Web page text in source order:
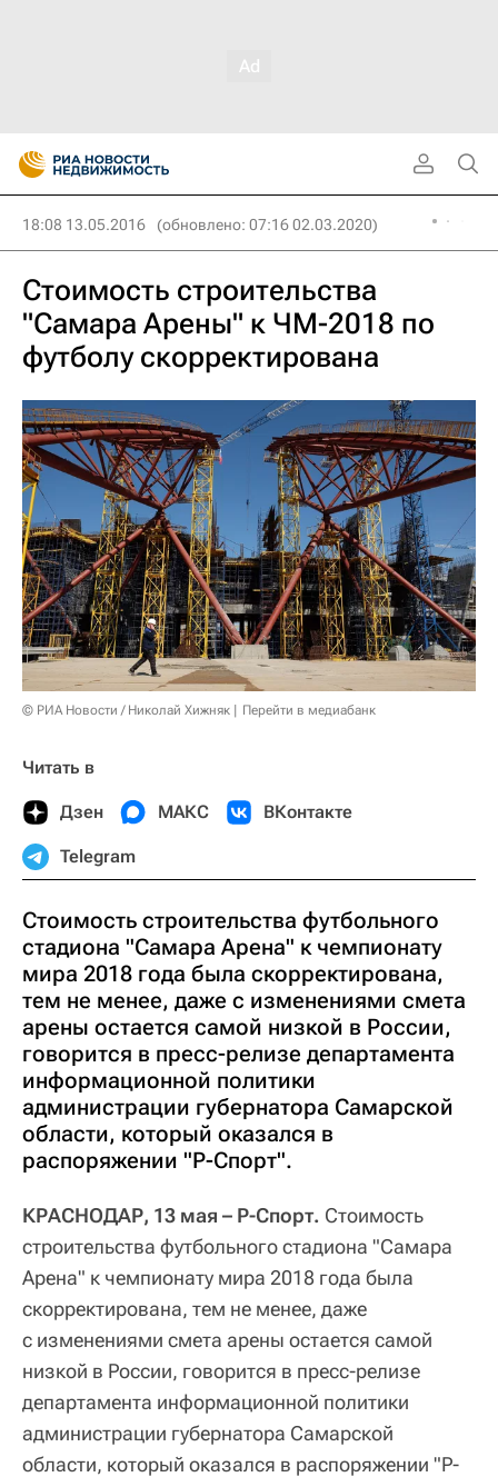
18:08 13.05.2016 (обновлено: 07:16 02.03.2020)
Стоимость строительства
"Самара Арены" к ЧМ-2018 по
футболу скорректирована
© РИА Новости / Николай Хижняк Перейти в медиабанк
Читать в
Дзен МАКС ВКонтакте
Telegram
Стоимость строительства футбольного
стадиона "Самара Арена" к чемпионату
мира 2018 года была скорректирована,
тем не менее, даже с изменениями смета
арены остается самой низкой в России,
говорится в пресс-релизе департамента
информационной политики
администрации губернатора Самарской
области, который оказался в
распоряжении "Р-Спорт".
КРАСНОДАР, 13 мая – Р-Спорт. Стоимость
строительства футбольного стадиона "Самара
Арена" к чемпионату мира 2018 года была
скорректирована, тем не менее, даже
с изменениями смета арены остается самой
низкой в России, говорится в пресс-релизе
департамента информационной политики
администрации губернатора Самарской
области, который оказался в распоряжении "Р-